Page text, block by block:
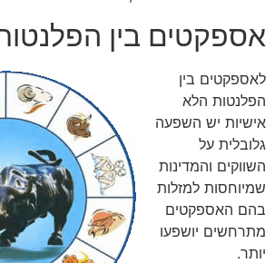
אספקטים בין
לאספקטים בין
הפלנטות הלא
אישיות יש השפעה
גלובלית על
השווקים והמדינות
שמיוחסות למזלות
בהם האספקטים
מתרחשים יושפעו
יותר.